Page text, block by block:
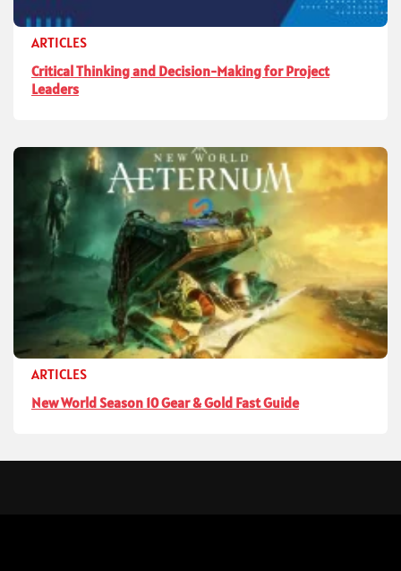
ARTICLES
Critical Thinking and Decision-Making for Project
Leaders
ARTICLES
New World Season 10 Gear & Gold Fast Guide